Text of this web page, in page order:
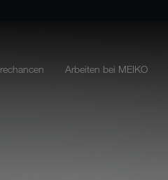
Arbeiten bei MEIKO